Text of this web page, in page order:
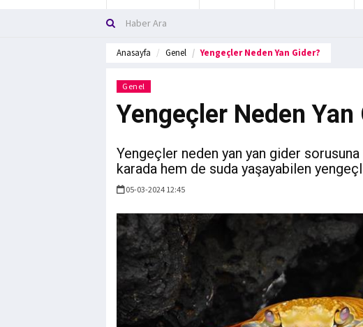
Anasayfa Genel Yengeçler Neden Yan Gider?
Genel
Yengeçler Neden Yan
Yengeçler neden yan yan gider sorusuna
karada hem de suda yaşayabilen
05-03-2024 12:45